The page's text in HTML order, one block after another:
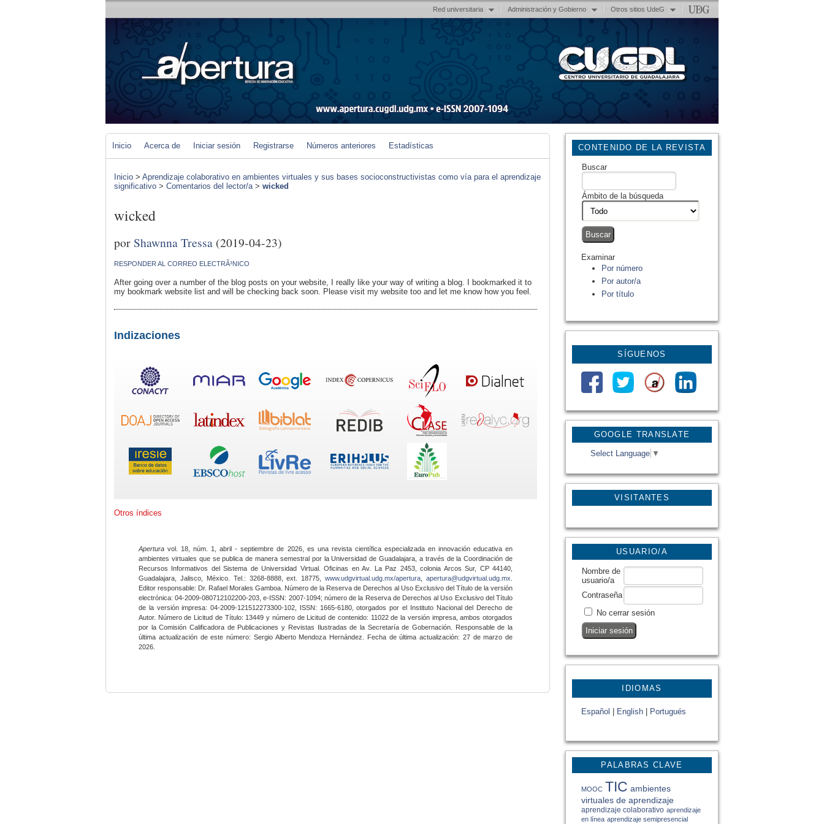
Red universitaria Administración y Gobierno Otros sitios UdeG
GOOGLE TRANSLATE
Select Language ▼
VISITANTES
CONTENIDO DE LA REVISTA
Buscar
Ámbito de la búsqueda
Examinar
Por número
Por autor/a
Por título
SÍGUENOS
USUARIO/A
Nombre de
usuario/a
Contraseña
No cerrar sesión
IDIOMAS
Español English Portugués
PALABRAS CLAVE
MOOC TIC ambientes
virtuales de aprendizaje
aprendizaje colaborativo aprendizaje
en línea aprendizaje semipresencial
Inicio Acerca de Iniciar sesión Registrarse Números anteriores Estadísticas
Inicio > Aprendizaje colaborativo en ambientes virtuales y sus bases socioconstructivistas como vía para el aprendizaje
significativo > Comentarios del lector/a> wicked
wicked
porShawnna Tressa (2019-04-23)
RESPONDER AL CORREO ELECTRÃ³NICO
After going over a number of the blog posts on your website, I really like your way of writing a blog. I bookmarked it to
my bookmark website list and will be checking back soon. Please visit my website too and let me know how you feel.
Indizaciones
Otros índices
Apertura vol. 18, núm. 1, abril - septiembre de 2026, es una revista científica especializada en innovación educativa en
ambientes virtuales que se publica de manera semestral por la Universidad de Guadalajara, a través de la Coordinación de
Recursos Informativos del Sistema de Universidad Virtual. Oficinas en Av. La Paz 2453, colonia Arcos Sur, CP 44140,
Guadalajara, Jalisco, México. Tel.: 3268-8888, ext. 18775,www.udgvirtual.udg.mx/apertura apertura@udgvirtual.udg.mx
Editor responsable: Dr. Rafael Morales Gamboa. Número de la Reserva de Derechos al Uso Exclusivo del Título de la versión
electrónica: 04-2009-080712102200-203, e-ISSN: 2007-1094; número de la Reserva de Derechos al Uso Exclusivo del Título
de la versión impresa: 04-2009-121512273300-102, ISSN: 1665-6180, otorgados por el Instituto Nacional del Derecho de
Autor. Número de Licitud de Título: 13449 y número de Licitud de contenido: 11022 de la versión impresa, ambos otorgados
por la Comisión Calificadora de Publicaciones y Revistas Ilustradas de la Secretaría de Gobernación. Responsable de la
última actualización de este número: Sergio Alberto Mendoza Hernández. Fecha de última actualización: 27 de marzo de
2026.